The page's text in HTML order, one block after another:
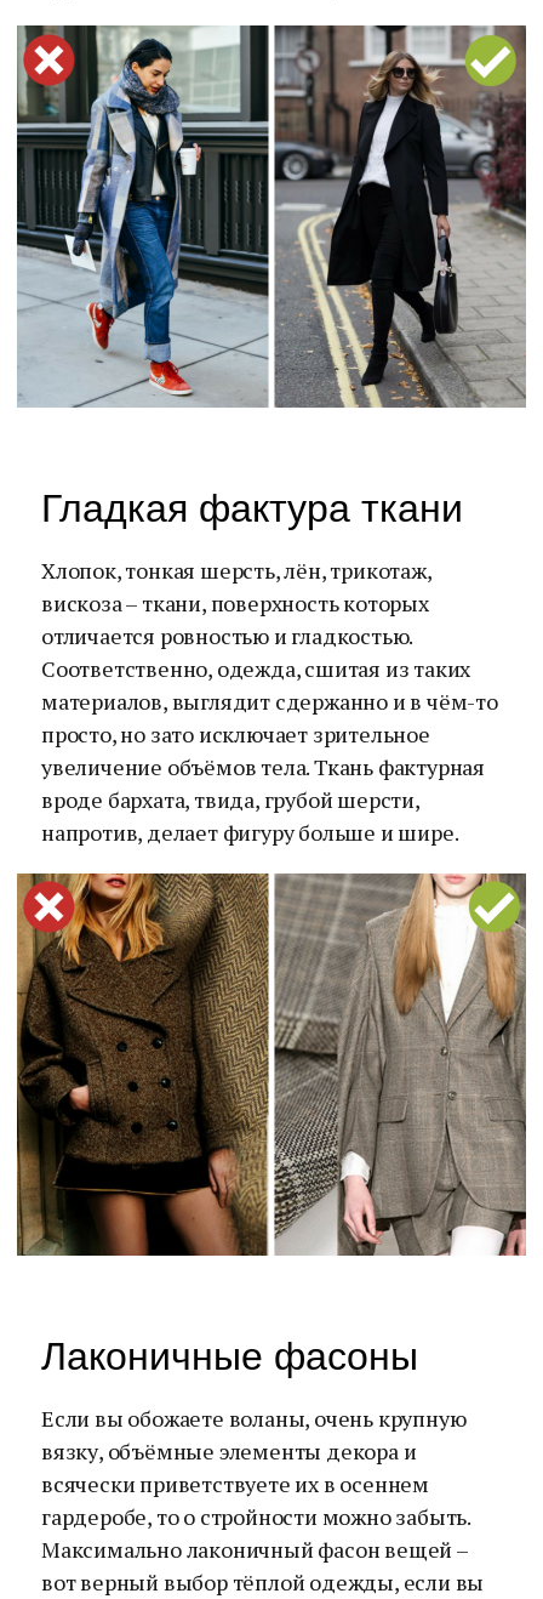
Гладкая фактура ткани
Хлопок, тонкая шерсть, лён, трикотаж,
вискоза – ткани, поверхность которых
отличается ровностью и гладкостью.
Соответственно, одежда, сшитая из таких
материалов, выглядит сдержанно и в чём-то
просто, но зато исключает зрительное
увеличение объёмов тела. Ткань фактурная
вроде бархата, твида, грубой шерсти,
напротив, делает фигуру больше и шире.
Лаконичные фасоны
Если вы обожаете воланы, очень крупную
вязку, объёмные элементы декора и
всячески приветствуете их в осеннем
гардеробе, то о стройности можно забыть.
Максимально лаконичный фасон вещей –
вот верный выбор тёплой одежды, если вы